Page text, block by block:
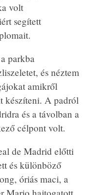
volt
segített
parkba
és néztem
amikről
készíteni. A padról
és a távolban a
célpont volt.
de Madrid előtti
és különböző
óriás maci, a